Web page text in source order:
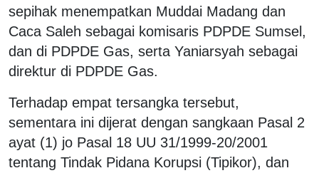
sepihak menempatkan Muddai Madang dan
Caca Saleh sebagai komisaris PDPDE Sumsel,
dan di PDPDE Gas, serta Yaniarsyah sebagai
direktur di PDPDE Gas.
Terhadap empat tersangka tersebut,
sementara ini dijerat dengan sangkaan Pasal 2
ayat (1) jo Pasal 18 UU 31/1999-20/2001
tentang Tindak Pidana Korupsi (Tipikor), dan